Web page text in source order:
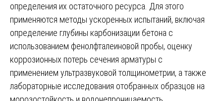
определения их остаточного ресурса. Для этого
применяются методы ускоренных испытаний, включая
определение глубины карбонизации бетона с
использованием фенолфталеиновой пробы, оценку
коррозионных потерь сечения арматуры с
применением ультразвуковой толщинометрии, а также
лабораторные исследования отобранных образцов на